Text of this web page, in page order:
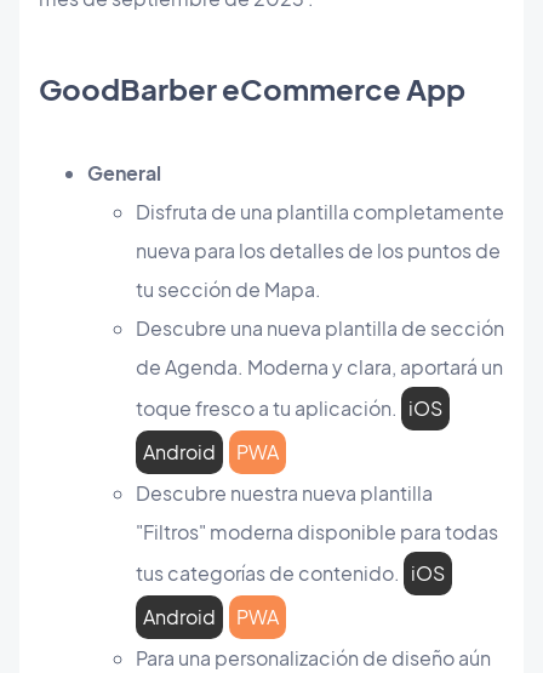
GoodBarber eCommerce App
General
Disfruta de una plantilla completamente
nueva para los detalles de los puntos de
tu sección de Mapa.
Descubre una nueva plantilla de sección
de Agenda. Moderna y clara, aportará un
toque fresco a tu aplicación. iOS
Android
PWA
Descubre nuestra nueva plantilla
"Filtros" moderna disponible para todas
tus categorías de contenido. iOS
Android
PWA
Para una personalización de diseño aún